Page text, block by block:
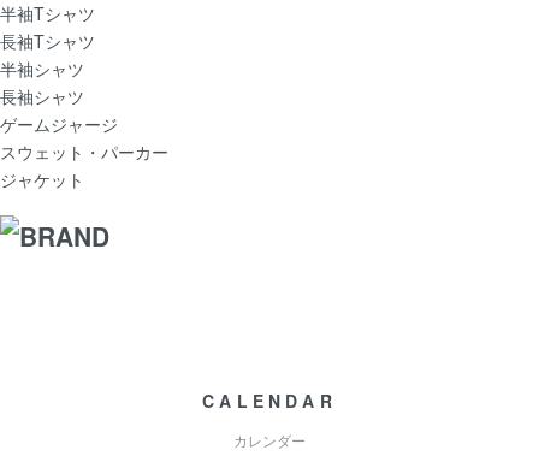
半袖Tシャツ
長袖Tシャツ
半袖シャツ
長袖シャツ
ゲームジャージ
スウェット・パーカー
ジャケット
CALENDAR
カレンダー